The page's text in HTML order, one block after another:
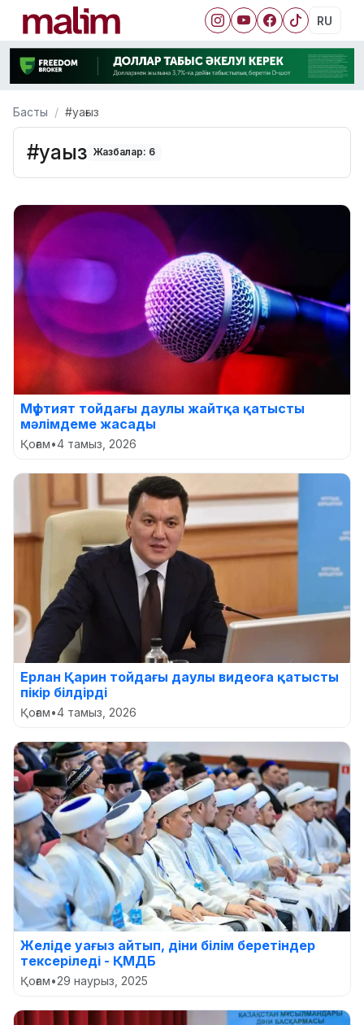
RU
Басты #уағыз
#уағыз Жазбалар: 6
Мүфтият тойдағы даулы жайтқа қатысты
мәлімдеме жасады
Қоғам•4 тамыз, 2026
Ерлан Қарин тойдағы даулы видеоға қатысты
пікір білдірді
Қоғам•4 тамыз, 2026
Желіде уағыз айтып, діни білім беретіндер
тексеріледі - ҚМДБ
Қоғам•29 наурыз, 2025